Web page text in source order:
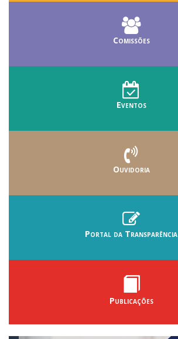
Comissões
Eventos
Ouvidoria
Portal da Transparência
Publicações